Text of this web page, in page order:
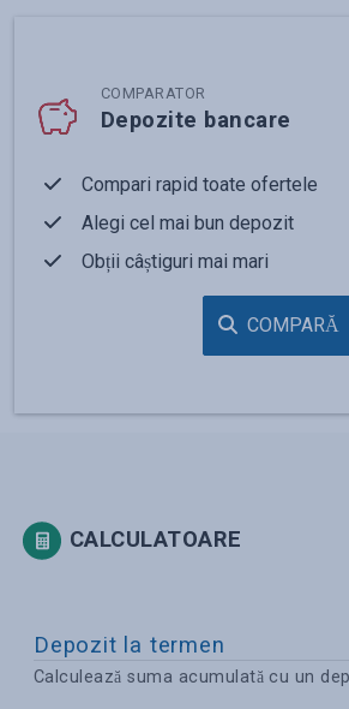
COMPARATOR
Depozite bancare
Compari rapid toate ofertele
Alegi cel mai bun depozit
Obții câștiguri mai mari
COMPARĂ
CALCULATOARE
Depozit la termen
Calculează suma acumulată cu un